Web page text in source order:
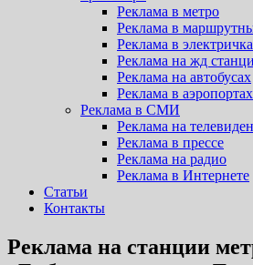
Реклама в метро
Реклама в
Реклама в
Реклама на жд
Реклама на автобусах
Реклама в аэропортах
Реклама в СМИ
Реклама на
Реклама в прессе
Реклама на радио
Реклама в Интернете
Статьи
Контакты
Реклама на станции